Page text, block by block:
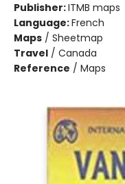
Publisher:ITMB maps
Language:French
Maps / Sheetmap
Travel / Canada
Reference / Maps